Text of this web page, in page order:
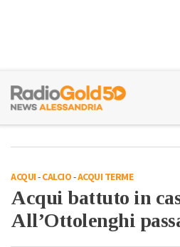
ACQUI-CALCIO-ACQUI TERME
Acqui battuto in
All’Ottolenghi